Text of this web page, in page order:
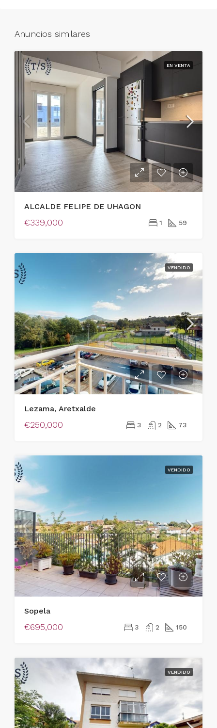
Anuncios similares
EN VENTA
ALCALDE FELIPE DE UHAGON
€339,000 1 59
VENDIDO
Lezama, Aretxalde
€250,000 3 2 73
VENDIDO
Sopela
€695,000 3 2 150
VENDIDO